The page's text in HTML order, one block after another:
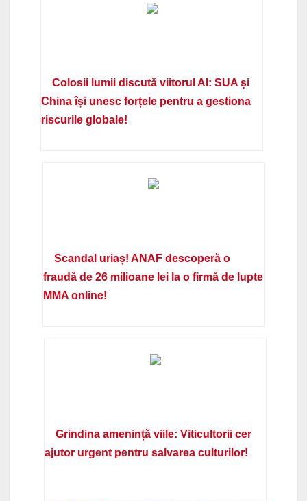
Colosii lumii discută viitorul AI: SUA și
China își unesc forțele pentru a gestiona
riscurile globale!
Scandal uriaș! ANAF descoperă o
fraudă de 26 milioane lei la o firmă de lupte
MMA online!
Grindina amenință viile: Viticultorii cer
ajutor urgent pentru salvarea culturilor!